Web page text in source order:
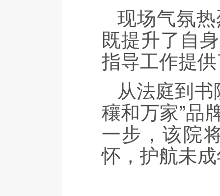
现场气氛
既提升了自
指导工作提
从法庭到书
穰和万家”品
一步，该院
怀，护航未